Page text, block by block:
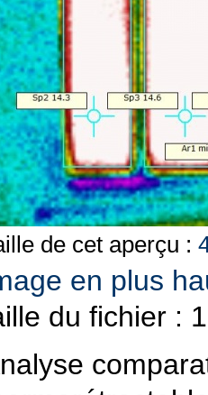
de cet aperçu :
en plus
du fichier :